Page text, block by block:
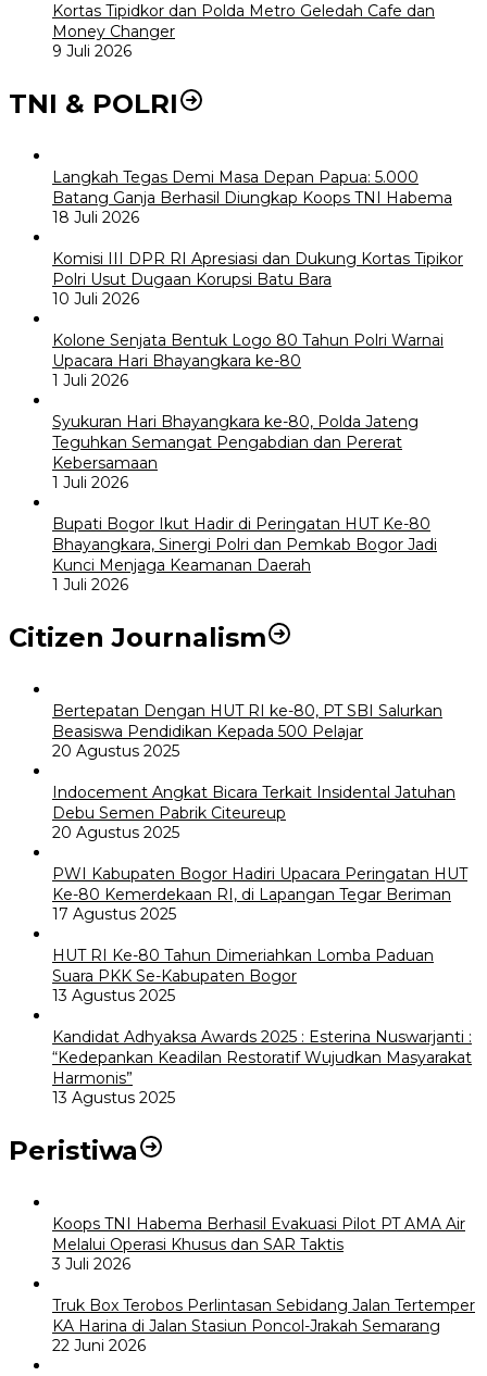
Kortas Tipidkor dan Polda Metro Geledah Cafe dan
Money Changer
9 Juli 2026
TNI & POLRI
Langkah Tegas Demi Masa Depan Papua: 5.000
Batang Ganja Berhasil Diungkap Koops TNI Habema
18 Juli 2026
Komisi III DPR RI Apresiasi dan Dukung Kortas Tipikor
Polri Usut Dugaan Korupsi Batu Bara
10 Juli 2026
Kolone Senjata Bentuk Logo 80 Tahun Polri Warnai
Upacara Hari Bhayangkara ke-80
1 Juli 2026
Syukuran Hari Bhayangkara ke-80, Polda Jateng
Teguhkan Semangat Pengabdian dan Pererat
Kebersamaan
1 Juli 2026
Bupati Bogor Ikut Hadir di Peringatan HUT Ke-80
Bhayangkara, Sinergi Polri dan Pemkab Bogor Jadi
Kunci Menjaga Keamanan Daerah
1 Juli 2026
Citizen Journalism
Bertepatan Dengan HUT RI ke-80, PT SBI Salurkan
Beasiswa Pendidikan Kepada 500 Pelajar
20 Agustus 2025
Indocement Angkat Bicara Terkait Insidental Jatuhan
Debu Semen Pabrik Citeureup
20 Agustus 2025
PWI Kabupaten Bogor Hadiri Upacara Peringatan HUT
Ke-80 Kemerdekaan RI, di Lapangan Tegar Beriman
17 Agustus 2025
HUT RI Ke-80 Tahun Dimeriahkan Lomba Paduan
Suara PKK Se-Kabupaten Bogor
13 Agustus 2025
Kandidat Adhyaksa Awards 2025 : Esterina Nuswarjanti :
“Kedepankan Keadilan Restoratif Wujudkan Masyarakat
Harmonis”
13 Agustus 2025
Peristiwa
Koops TNI Habema Berhasil Evakuasi Pilot PT AMA Air
Melalui Operasi Khusus dan SAR Taktis
3 Juli 2026
Truk Box Terobos Perlintasan Sebidang Jalan Tertemper
KA Harina di Jalan Stasiun Poncol-Jrakah Semarang
22 Juni 2026